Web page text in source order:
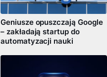
Geniusze opuszczają Google
– zakładają startup do
automatyzacji nauki